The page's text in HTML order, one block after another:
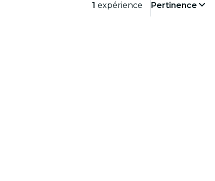
1 expérience Pertinence